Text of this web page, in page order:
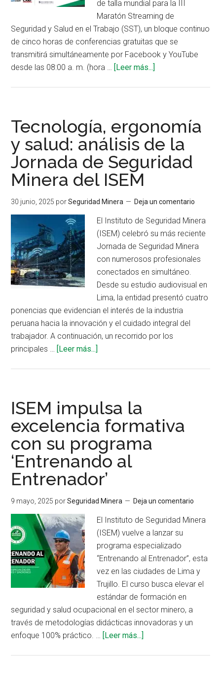
de talla mundial para la III
Maratón Streaming de
Seguridad y Salud en el Trabajo (SST), un bloque continuo
de cinco horas de conferencias gratuitas que se
transmitirá simultáneamente por Facebook y YouTube
desde las 08:00 a. m. (hora … [Leer más...]
Streaming
de
SST:
cinco
horas
para
una
minería
más
segura
Tecnología, ergonomía
y salud: análisis de la
Jornada de Seguridad
Minera del ISEM
30 junio, 2025 porSeguridad Minera Deja un comentario
El Instituto de Seguridad Minera
(ISEM) celebró su más reciente
Jornada de Seguridad Minera
con numerosos profesionales
conectados en simultáneo.
Desde su estudio audiovisual en
Lima, la entidad presentó cuatro
ponencias que evidencian el interés de la industria
peruana hacia la innovación y el cuidado integral del
trabajador. A continuación, un recorrido por los
principales … [Leer más...]
y
salud:
análisis
de
la
Jornada
de
Minera
del
ISEM
ISEM impulsa la
excelencia formativa
con su programa
‘Entrenando al
Entrenador’
9 mayo, 2025 porSeguridad Minera Deja un comentario
El Instituto de Seguridad Minera
(ISEM) vuelve a lanzar su
programa especializado
“Entrenando al Entrenador”, esta
vez en las ciudades de Lima y
Trujillo. El curso busca elevar el
estándar de formación en
seguridad y salud ocupacional en el sector minero, a
través de metodologías didácticas innovadoras y un
enfoque 100% práctico. … [Leer más...]